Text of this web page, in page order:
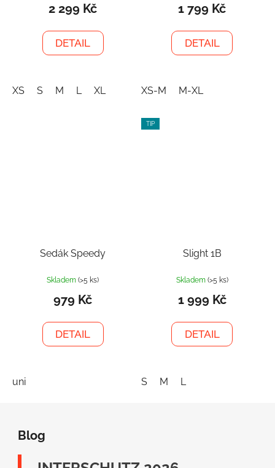
2 299 Kč
DETAIL
XS S M L XL
1 799 Kč
DETAIL
XS-M M-XL
Sedák Speedy
Skladem(>5 ks)
979 Kč
DETAIL
uni
TIP
Slight 1B
Skladem (>5 ks)
1 999 Kč
DETAIL
S M L
Blog